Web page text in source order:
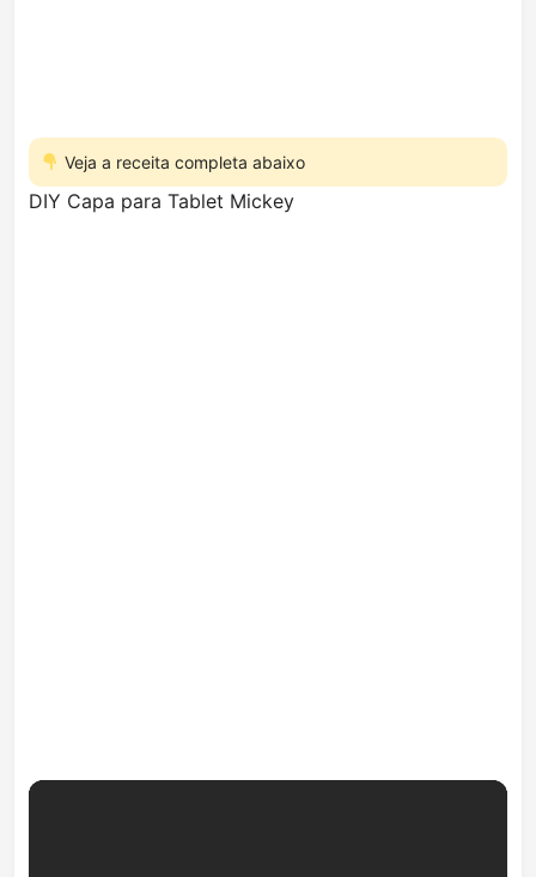
Veja a receita completa abaixo
DIY Capa para Tablet Mickey